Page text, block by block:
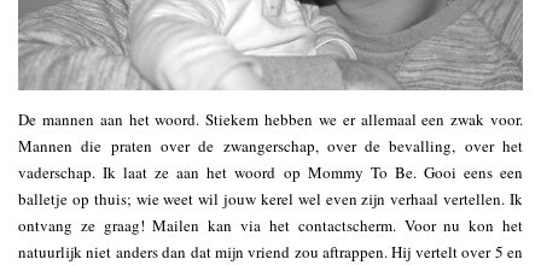
De mannen aan het woord. Stiekem hebben we er allemaal een zwak voor.
Mannen die praten over de zwangerschap, over de bevalling, over het
vaderschap. Ik laat ze aan het woord op Mommy To Be. Gooi eens een
balletje op thuis; wie weet wil jouw kerel wel even zijn verhaal vertellen. Ik
ontvang ze graag! Mailen kan via het contactscherm. Voor nu kon het
natuurlijk niet anders dan dat mijn vriend zou aftrappen. Hij vertelt over 5 en